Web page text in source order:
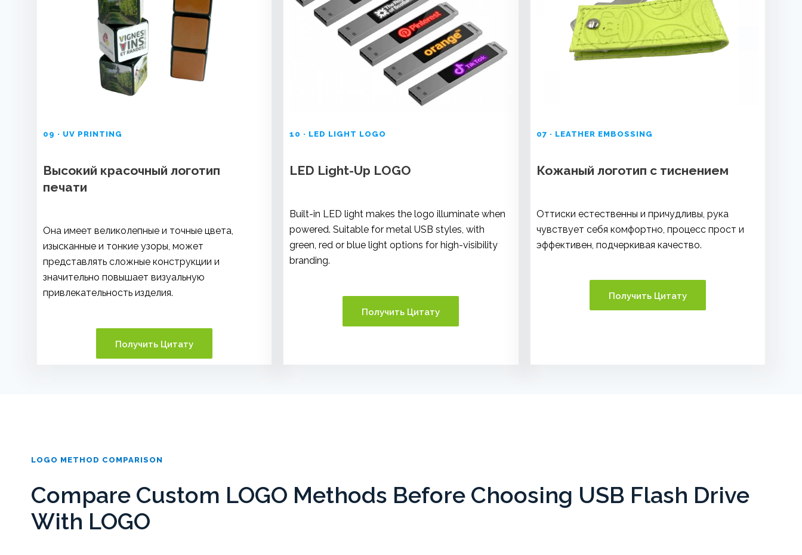
09 · UV PRINTING
Высокий красочный логотип
печати
Она имеет великолепные и точные цвета,
изысканные и тонкие узоры, может
представлять сложные конструкции и
значительно повышает визуальную
привлекательность изделия.
Получить Цитату
10 · LED LIGHT LOGO
LED Light-Up LOGO
Built-in LED light makes the logo illuminate when
powered. Suitable for metal USB styles, with
green, red or blue light options for high-visibility
branding.
Получить Цитату
07 · LEATHER EMBOSSING
Кожаный логотип с тиснением
Оттиски естественны и причудливы, рука
чувствует себя комфортно, процесс прост и
эффективен, подчеркивая качество.
Получить Цитату
LOGO METHOD COMPARISON
Compare Custom LOGO Methods Before Choosing USB Flash Drive
With LOGO